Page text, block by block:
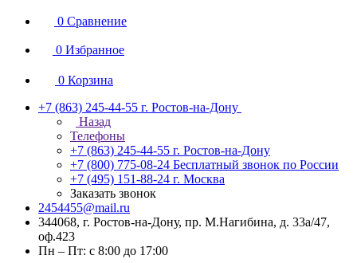
0 Сравнение
0 Избранное
0 Корзина
+7 (863) 245-44-55 г. Ростов-на-Дону
Назад
Телефоны
+7 (863) 245-44-55 г. Ростов-на-Дону
+7 (800) 775-08-24 Бесплатный звонок по России
+7 (495) 151-88-24 г. Москва
Заказать звонок
2454455@mail.ru
344068, г. Ростов-на-Дону, пр. М.Нагибина, д. 33а/47,
оф.423
Пн – Пт: с 8:00 до 17:00